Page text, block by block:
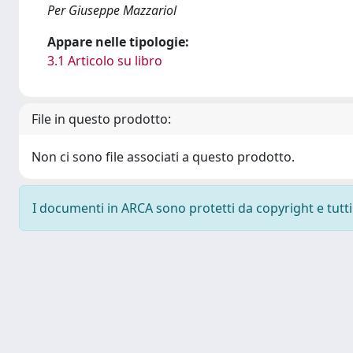
Per Giuseppe Mazzariol
Appare nelle tipologie:
3.1 Articolo su libro
File in questo prodotto:
Non ci sono file associati a questo prodotto.
I documenti in ARCA sono protetti da copyright e